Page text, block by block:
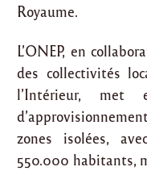
Royaume.
L’ONEP, en
des collectivités
l’Intérieur, met
zones isolées,
550.000 habitants,